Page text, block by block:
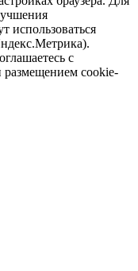
использоваться
с
размещением cookie-